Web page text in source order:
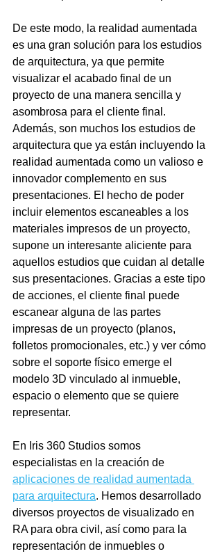
De este modo, la realidad aumentada
es una gran solución para los estudios
de arquitectura, ya que permite
visualizar el acabado final de un
proyecto de una manera sencilla y
asombrosa para el cliente final.
Además, son muchos los estudios de
arquitectura que ya están incluyendo la
realidad aumentada como un valioso e
innovador complemento en sus
presentaciones. El hecho de poder
incluir elementos escaneables a los
materiales impresos de un proyecto,
supone un interesante aliciente para
aquellos estudios que cuidan al detalle
sus presentaciones. Gracias a este tipo
de acciones, el cliente final puede
escanear alguna de las partes
impresas de un proyecto (planos,
folletos promocionales, etc.) y ver cómo
sobre el soporte físico emerge el
modelo 3D vinculado al inmueble,
espacio o elemento que se quiere
representar.
En Iris 360 Studios somos
especialistas en la creación de
aplicaciones de realidad aumentada
para arquitectura. Hemos desarrollado
diversos proyectos de visualizado en
RA para obra civil, así como para la
representación de inmuebles o